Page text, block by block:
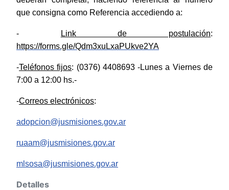
que consigna como Referencia accediendo a:
- Link de postulación:
https://forms.gle/Qdm3xuLxaPUkve2YA
-Teléfonos fijos: (0376) 4408693 -Lunes a Viernes de
7:00 a 12:00 hs.-
-Correos electrónicos:
adopcion@jusmisiones.gov.ar
ruaam@jusmisiones.gov.ar
mlsosa@jusmisiones.gov.ar
Detalles